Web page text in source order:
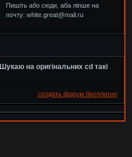
Пишіть або сюди, аба ліпше на
почту: white.great@mail.ru
Шукаю на оригінальних cd такі
создать форум бесплатно